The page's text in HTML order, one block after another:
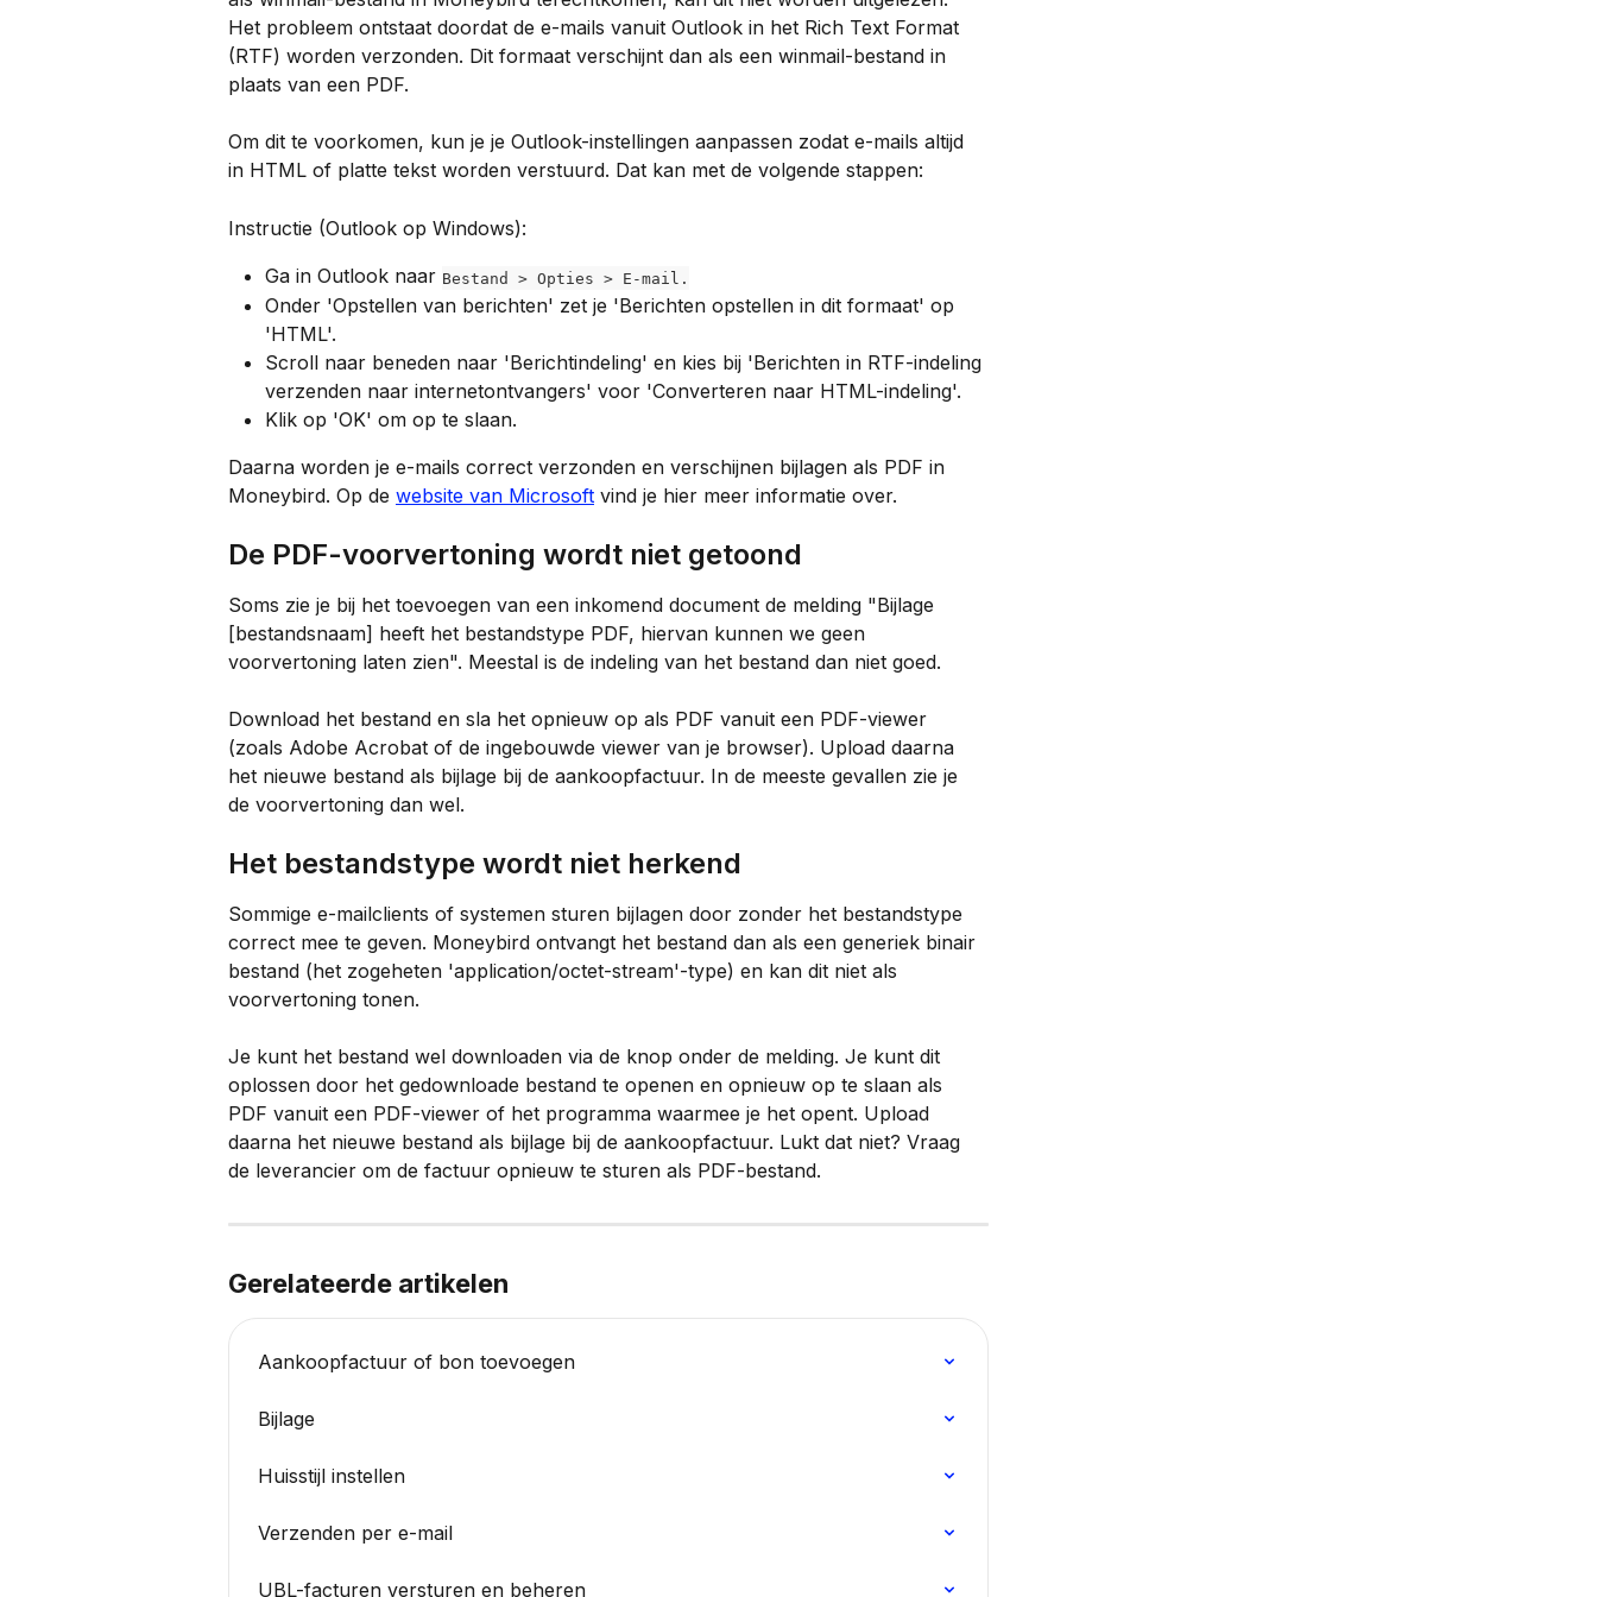
Het probleem ontstaat doordat de e-mails vanuit Outlook in het Rich Text Format
(RTF) worden verzonden. Dit formaat verschijnt dan als een winmail-bestand in
plaats van een PDF.
Om dit te voorkomen, kun je je Outlook-instellingen aanpassen zodat e-mails altijd
in HTML of platte tekst worden verstuurd. Dat kan met de volgende stappen:
Instructie (Outlook op Windows):
Ga in Outlook naar Bestand > Opties > E-mail.
Onder 'Opstellen van berichten' zet je 'Berichten opstellen in dit formaat' op
'HTML'.
Scroll naar beneden naar 'Berichtindeling' en kies bij 'Berichten in RTF-indeling
verzenden naar internetontvangers' voor 'Converteren naar HTML-indeling'.
Klik op 'OK' om op te slaan.
Daarna worden je e-mails correct verzonden en verschijnen bijlagen als PDF in
Moneybird. Op de website van Microsoft vind je hier meer informatie over.
De PDF-voorvertoning wordt niet getoond
Soms zie je bij het toevoegen van een inkomend document de melding "Bijlage
[bestandsnaam] heeft het bestandstype PDF, hiervan kunnen we geen
voorvertoning laten zien". Meestal is de indeling van het bestand dan niet goed.
Download het bestand en sla het opnieuw op als PDF vanuit een PDF-viewer
(zoals Adobe Acrobat of de ingebouwde viewer van je browser). Upload daarna
het nieuwe bestand als bijlage bij de aankoopfactuur. In de meeste gevallen zie je
de voorvertoning dan wel.
Het bestandstype wordt niet herkend
Sommige e-mailclients of systemen sturen bijlagen door zonder het bestandstype
correct mee te geven. Moneybird ontvangt het bestand dan als een generiek binair
bestand (het zogeheten 'application/octet-stream'-type) en kan dit niet als
voorvertoning tonen.
Je kunt het bestand wel downloaden via de knop onder de melding. Je kunt dit
oplossen door het gedownloade bestand te openen en opnieuw op te slaan als
PDF vanuit een PDF-viewer of het programma waarmee je het opent. Upload
daarna het nieuwe bestand als bijlage bij de aankoopfactuur. Lukt dat niet? Vraag
de leverancier om de factuur opnieuw te sturen als PDF-bestand.
Gerelateerde artikelen
Aankoopfactuur of bon toevoegen
Bijlage
Huisstijl instellen
Verzenden per e-mail
UBL-facturen versturen en beheren